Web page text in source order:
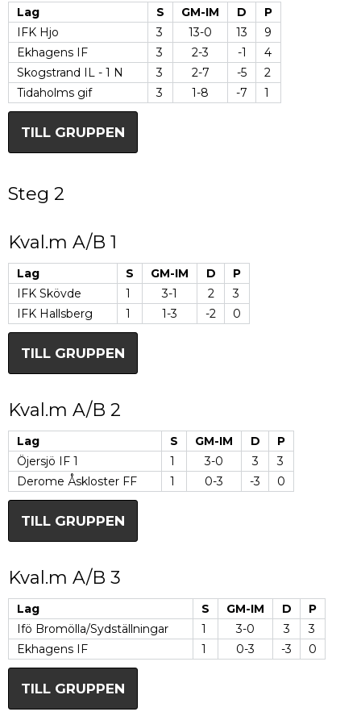
Lag S GM-IM D
P
IFK Hjo
3 13-0 13
9
Ekhagens IF
3 2-3 -1
4
Skogstrand IL - 1 N
3 2-7 -5
2
Tidaholms gif
3 1-8 -7 1
TILL GRUPPEN
Steg 2
Kval.m A/B 1
Lag S GM-IM D
P
IFK Skövde
1 3-1 2
3
IFK Hallsberg
1 1-3 -2 0
TILL GRUPPEN
Kval.m A/B 2
Lag S GM-IM D
P
Öjersjö IF 1
1 3-0 3
3
Derome Åskloster FF
1 0-3 -3 0
TILL GRUPPEN
Kval.m A/B 3
Lag S GM-IM D
P
Ifö Bromölla/Sydställningar
1 3-0 3
3
Ekhagens IF
1 0-3 -3 0
TILL GRUPPEN